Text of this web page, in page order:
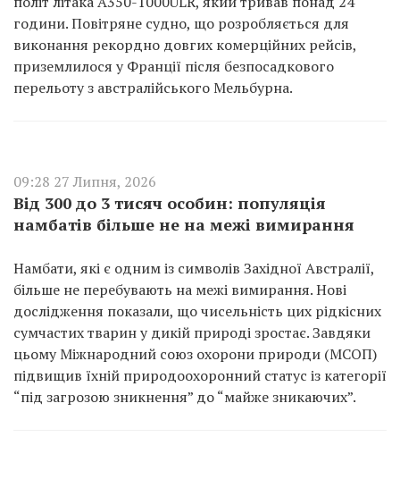
години. Повітряне судно, що розробляється для
виконання рекордно довгих комерційних рейсів,
приземлилося у Франції після безпосадкового
перельоту з австралійського Мельбурна.
09:28 27 Липня, 2026
Від 300 до 3 тисяч особин: популяція
намбатів більше не на межі вимирання
Намбати, які є одним із символів Західної Австралії,
більше не перебувають на межі вимирання. Нові
дослідження показали, що чисельність цих рідкісних
сумчастих тварин у дикій природі зростає. Завдяки
цьому Міжнародний союз охорони природи (МСОП)
підвищив їхній природоохоронний статус із категорії
“під загрозою зникнення” до “майже зникаючих”.